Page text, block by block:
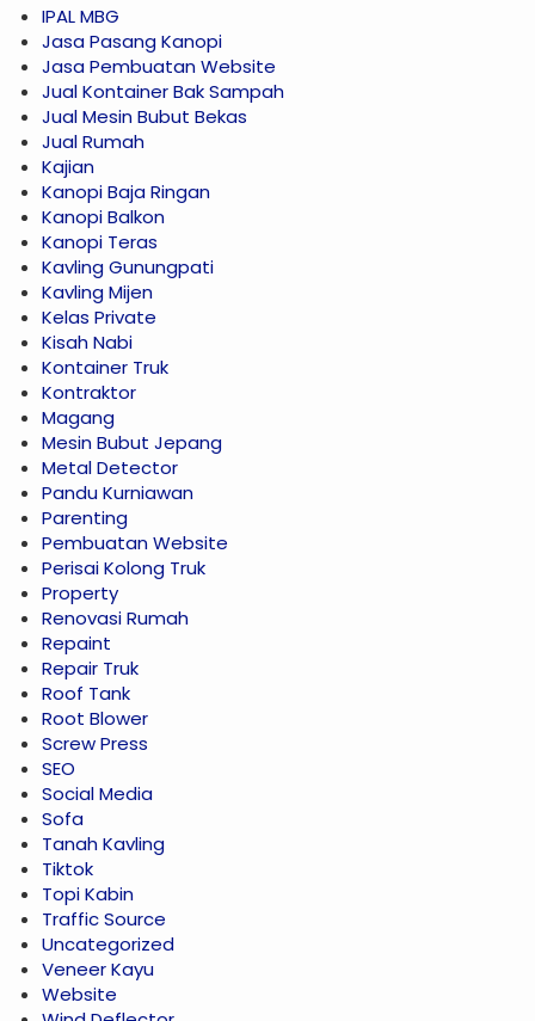
IPAL MBG
Jasa Pasang Kanopi
Jasa Pembuatan Website
Jual Kontainer Bak Sampah
Jual Mesin Bubut Bekas
Jual Rumah
Kajian
Kanopi Baja Ringan
Kanopi Balkon
Kanopi Teras
Kavling Gunungpati
Kavling Mijen
Kelas Private
Kisah Nabi
Kontainer Truk
Kontraktor
Magang
Mesin Bubut Jepang
Metal Detector
Pandu Kurniawan
Parenting
Pembuatan Website
Perisai Kolong Truk
Property
Renovasi Rumah
Repaint
Repair Truk
Roof Tank
Root Blower
Screw Press
SEO
Social Media
Sofa
Tanah Kavling
Tiktok
Topi Kabin
Traffic Source
Uncategorized
Veneer Kayu
Website